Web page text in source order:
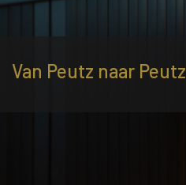
Van Peutz naar Peutz